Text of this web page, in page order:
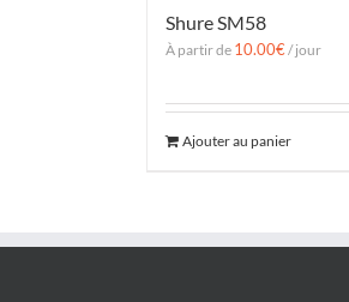
Shure SM58
À partir de 10.00€/ jour
Ajouter au panier